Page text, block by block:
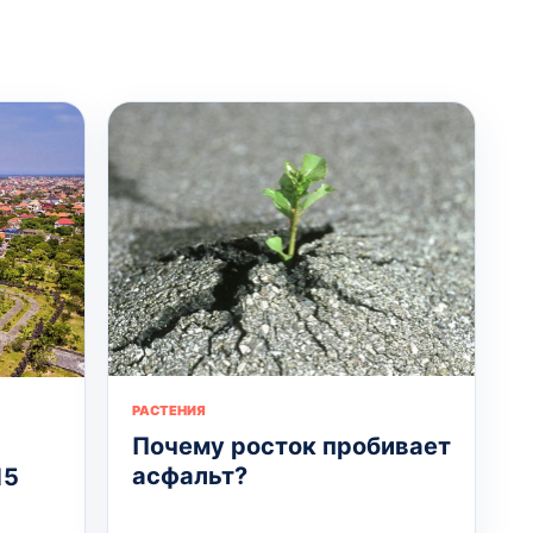
РАСТЕНИЯ
Почему росток пробивает
асфальт?